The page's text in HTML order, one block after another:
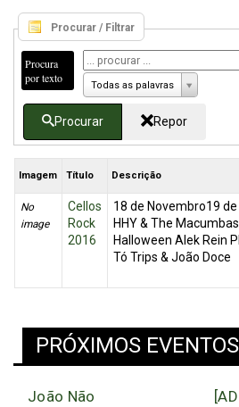
Procurar / Filtrar
Procura
por texto
Todas as palavras
Procurar Repor
Imagem Título Descrição
No
image
Cellos
Rock
2016
18 de Novembro19
HHY & The
Halloween Alek Rein
Tó Trips & João Doce
PRÓXIMOS EVENTOS
João Não